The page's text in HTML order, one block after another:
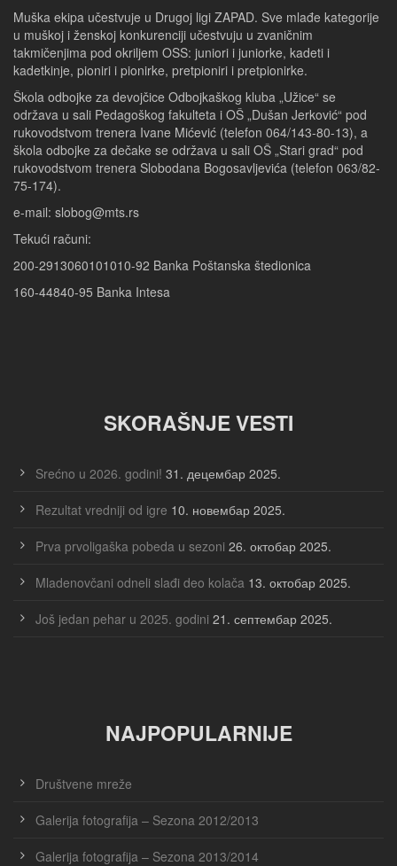
Muška ekipa učestvuje u Drugoj ligi ZAPAD. Sve mlađe kategorije
u muškoj i ženskoj konkurenciji učestvuju u zvaničnim
takmičenjima pod okriljem OSS: juniori i juniorke, kadeti i
kadetkinje, pioniri i pionirke, pretpioniri i pretpionirke.
Škola odbojke za devojčice Odbojkaškog kluba „Užice“ se
održava u sali Pedagoškog fakulteta i OŠ „Dušan Jerković“ pod
rukovodstvom trenera Ivane Mićević (telefon 064/143-80-13), a
škola odbojke za dečake se održava u sali OŠ „Stari grad“ pod
rukovodstvom trenera Slobodana Bogosavljevića (telefon 063/82-
75-174).
e-mail: slobog@mts.rs
Tekući računi:
200-2913060101010-92 Banka Poštanska štedionica
160-44840-95 Banka Intesa
SKORAŠNJE VESTI
Srećno u 2026. godini! 31. децембар 2025.
Rezultat vredniji od igre 10. новембар 2025.
Prva prvoligaška pobeda u sezoni 26. октобар 2025.
Mladenovčani odneli slađi deo kolača 13. октобар 2025.
Još jedan pehar u 2025. godini 21. септембар 2025.
NAJPOPULARNIJE
Društvene mreže
Galerija fotografija – Sezona 2012/2013
Galerija fotografija – Sezona 2013/2014